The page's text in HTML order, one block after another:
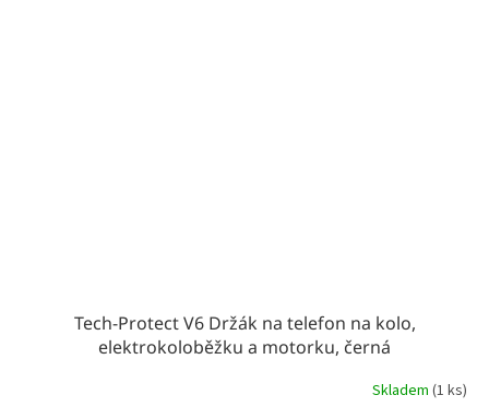
Tech-Protect V6 Držák na telefon na kolo,
elektrokoloběžku a motorku, černá
Skladem (1 ks)